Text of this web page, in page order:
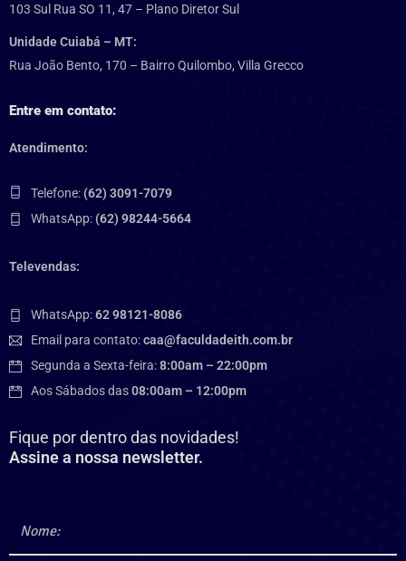
103 Sul Rua SO 11, 47 – Plano Diretor Sul
Unidade Cuiabá – MT:
Rua João Bento, 170 – Bairro Quilombo, Villa Grecco
Entre em contato:
Atendimento:
Telefone: (62) 3091-7079
WhatsApp: (62) 98244-5664
Televendas:
WhatsApp:62 98121-8086
Email para contato:caa@faculdadeith.com.br
Segunda a Sexta-feira:8:00am – 22:00pm
Aos Sábados das08:00am – 12:00pm
Fique por dentro das novidades!
Assine a nossa newsletter.